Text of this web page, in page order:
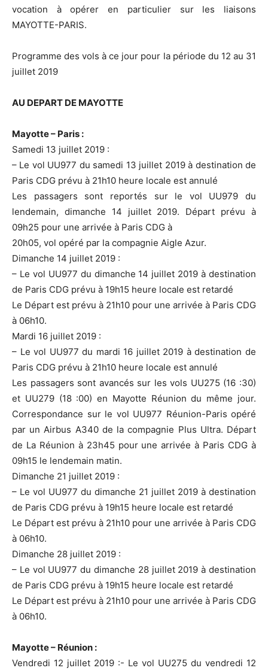
vocation à opérer en particulier sur les liaisons
MAYOTTE-PARIS.
Programme des vols à ce jour pour la période du 12 au 31
juillet 2019
AU DEPART DE MAYOTTE
Mayotte – Paris :
Samedi 13 juillet 2019 :
– Le vol UU977 du samedi 13 juillet 2019 à destination de
Paris CDG prévu à 21h10 heure locale est annulé
Les passagers sont reportés sur le vol UU979 du
lendemain, dimanche 14 juillet 2019. Départ prévu à
09h25 pour une arrivée à Paris CDG à
20h05, vol opéré par la compagnie Aigle Azur.
Dimanche 14 juillet 2019 :
– Le vol UU977 du dimanche 14 juillet 2019 à destination
de Paris CDG prévu à 19h15 heure locale est retardé
Le Départ est prévu à 21h10 pour une arrivée à Paris CDG
à 06h10.
Mardi 16 juillet 2019 :
– Le vol UU977 du mardi 16 juillet 2019 à destination de
Paris CDG prévu à 21h10 heure locale est annulé
Les passagers sont avancés sur les vols UU275 (16 :30)
et UU279 (18 :00) en Mayotte Réunion du même jour.
Correspondance sur le vol UU977 Réunion-Paris opéré
par un Airbus A340 de la compagnie Plus Ultra. Départ
de La Réunion à 23h45 pour une arrivée à Paris CDG à
09h15 le lendemain matin.
Dimanche 21 juillet 2019 :
– Le vol UU977 du dimanche 21 juillet 2019 à destination
de Paris CDG prévu à 19h15 heure locale est retardé
Le Départ est prévu à 21h10 pour une arrivée à Paris CDG
à 06h10.
Dimanche 28 juillet 2019 :
– Le vol UU977 du dimanche 28 juillet 2019 à destination
de Paris CDG prévu à 19h15 heure locale est retardé
Le Départ est prévu à 21h10 pour une arrivée à Paris CDG
à 06h10.
Mayotte – Réunion :
Vendredi 12 juillet 2019 :- Le vol UU275 du vendredi 12